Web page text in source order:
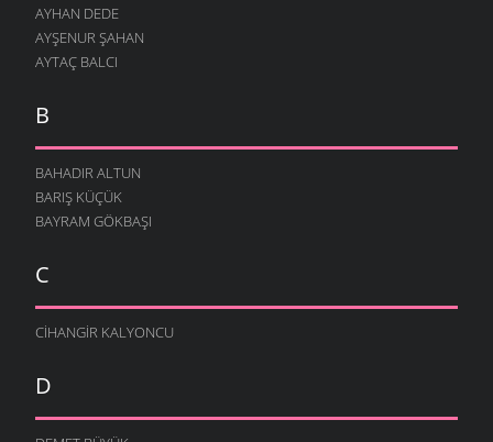
AYHAN DEDE
AYŞENUR ŞAHAN
AYTAÇ BALCI
B
BAHADIR ALTUN
BARIŞ KÜÇÜK
BAYRAM GÖKBAŞI
C
CIHANGIR KALYONCU
D